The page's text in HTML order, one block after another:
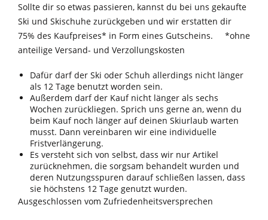
Sollte dir so etwas passieren, kannst du bei uns gekaufte
Ski und Skischuhe zurückgeben und wir erstatten dir
75% des Kaufpreises* in Form eines Gutscheins. *ohne
anteilige Versand- und Verzollungskosten
Dafür darf der Ski oder Schuh allerdings nicht länger
als 12 Tage benutzt worden sein.
Außerdem darf der Kauf nicht länger als sechs
Wochen zurückliegen. Sprich uns gerne an, wenn du
beim Kauf noch länger auf deinen Skiurlaub warten
musst. Dann vereinbaren wir eine individuelle
Fristverlängerung.
Es versteht sich von selbst, dass wir nur Artikel
zurücknehmen, die sorgsam behandelt wurden und
deren Nutzungsspuren darauf schließen lassen, dass
sie höchstens 12 Tage genutzt wurden.
Ausgeschlossen vom Zufriedenheitsversprechen